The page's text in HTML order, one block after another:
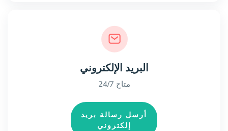
البريد الإلكتروني
متاح 24/7
أرسل رسالة بريد
إلكتروني